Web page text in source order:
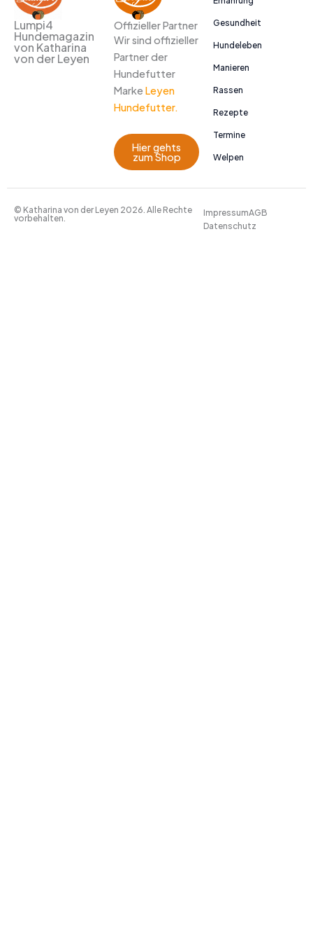
Lumpi4
Hundemagazin
von Katharina
von der Leyen
Offizieller Partner
Wir sind offizieller
Partner der
Hundefutter
Marke Leyen
Hundefutter.
Hier gehts
zum Shop
Gesundheit
Hundeleben
Manieren
Rassen
Rezepte
Termine
Welpen
© Katharina von der Leyen 2026. Alle Rechte
vorbehalten.
ImpressumAGB
Datenschutz